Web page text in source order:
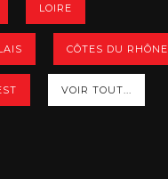
LOIRE
CÔTES DU RHÔNE
VOIR TOUT...